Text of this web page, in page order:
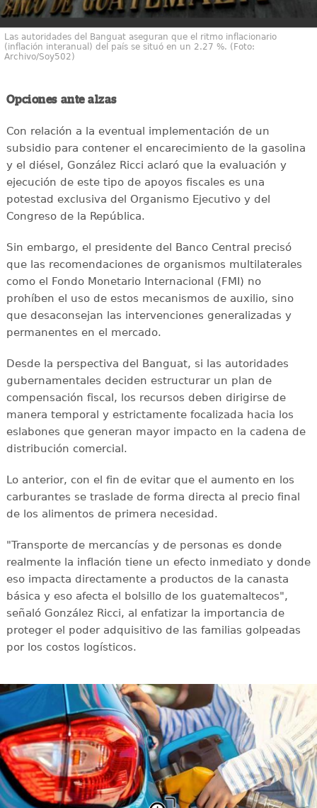
Las autoridades del Banguat aseguran que el ritmo inflacionario
(inflación interanual) del país se situó en un 2.27 %. (Foto:
Archivo/Soy502)
Opciones ante alzas
Con relación a la eventual implementación de un
subsidio para contener el encarecimiento de la gasolina
y el diésel, González Ricci aclaró que la evaluación y
ejecución de este tipo de apoyos fiscales es una
potestad exclusiva del Organismo Ejecutivo y del
Congreso de la República.
Sin embargo, el presidente del Banco Central precisó
que las recomendaciones de organismos multilaterales
como el Fondo Monetario Internacional (FMI) no
prohíben el uso de estos mecanismos de auxilio, sino
que desaconsejan las intervenciones generalizadas y
permanentes en el mercado.
Desde la perspectiva del Banguat, si las autoridades
gubernamentales deciden estructurar un plan de
compensación fiscal, los recursos deben dirigirse de
manera temporal y estrictamente focalizada hacia los
eslabones que generan mayor impacto en la cadena de
distribución comercial.
Lo anterior, con el fin de evitar que el aumento en los
carburantes se traslade de forma directa al precio final
de los alimentos de primera necesidad.
"Transporte de mercancías y de personas es donde
realmente la inflación tiene un efecto inmediato y donde
eso impacta directamente a productos de la canasta
básica y eso afecta el bolsillo de los guatemaltecos",
señaló González Ricci, al enfatizar la importancia de
proteger el poder adquisitivo de las familias golpeadas
por los costos logísticos.